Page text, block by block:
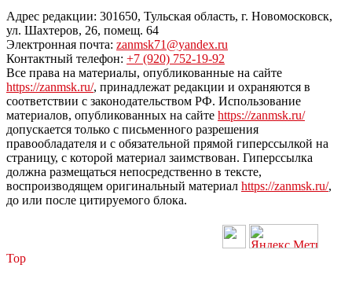
Адрес редакции: 301650, Тульская область, г. Новомосковск,
ул. Шахтеров, 26, помещ. 64
Электронная почта: zanmsk71@yandex.ru
Контактный телефон: +7 (920) 752-19-92
Все права на материалы, опубликованные на сайте
https://zanmsk.ru/, принадлежат редакции и охраняются в
соответствии с законодательством РФ. Использование
материалов, опубликованных на сайте https://zanmsk.ru/
допускается только с письменного разрешения
правообладателя и с обязательной прямой гиперссылкой на
страницу, с которой материал заимствован. Гиперссылка
должна размещаться непосредственно в тексте,
воспроизводящем оригинальный материал https://zanmsk.ru/,
до или после цитируемого блока.
Top